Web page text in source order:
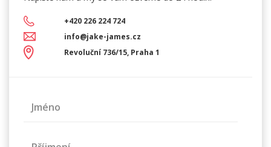
+420 226 224 724
info@jake-james.cz
Revoluční 736/15, Praha 1
Jméno